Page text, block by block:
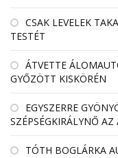
CSAK LEVELEK
TESTÉT
ÁTVETTE
GYŐZÖTT KISKÖRÉN
EGYSZERRE
SZÉPSÉGKIRÁLYNŐ
TÓTH BOGLÁRKA